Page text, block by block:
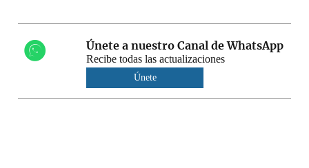
Únete a nuestro Canal de WhatsApp
Recibe todas las actualizaciones
Únete